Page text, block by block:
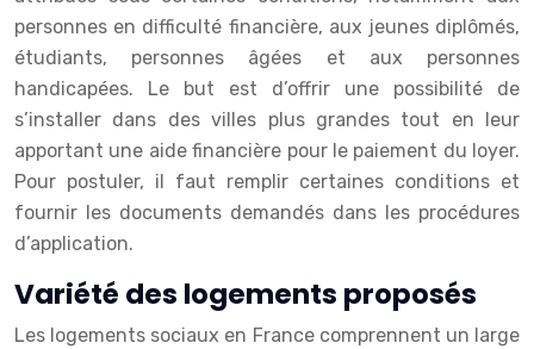
personnes en difficulté financière, aux jeunes diplômés,
étudiants, personnes âgées et aux personnes
handicapées. Le but est d’offrir une possibilité de
s’installer dans des villes plus grandes tout en leur
apportant une aide financière pour le paiement du loyer.
Pour postuler, il faut remplir certaines conditions et
fournir les documents demandés dans les procédures
d’application.
Variété des logements proposés
Les logements sociaux en France comprennent un large